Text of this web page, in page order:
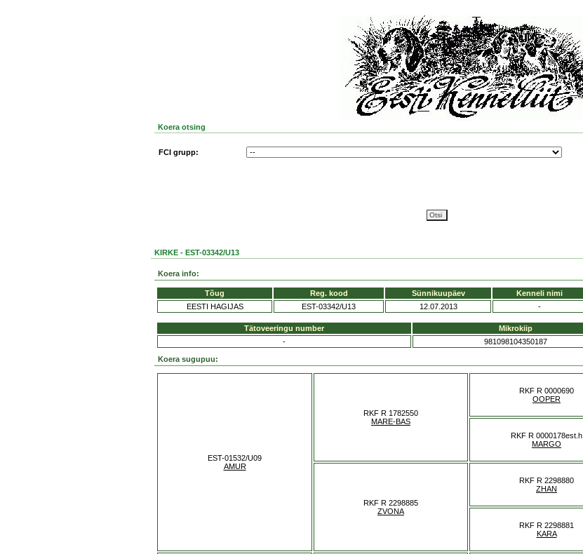
Koera otsing
FCI grupp:
KIRKE - EST-03342/U13
Koera info:
Tõug Reg. kood Sünnikuupäev Kenneli nimi
EESTI HAGIJAS
EST-03342/U13 12.07.2013 -
Tätoveeringu number Mikrokiip
-
981098104350187
Koera sugupuu:
EST-01532/U09
AMUR
RKF R 1782550
MARE-BAS
RKF R 0000690
OOPER
RKF R 0000178est.h
MARGO
RKF R 2298885
ZVONA
RKF R 2298880
ZHAN
RKF R 2298881
KARA